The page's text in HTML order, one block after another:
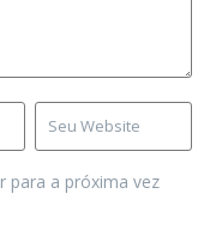
para a próxima vez